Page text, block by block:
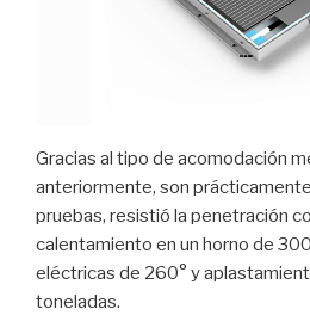
Gracias al tipo de acomodación
anteriormente, son
pruebas, resistió la penetración
calentamiento en un horno de
eléctricas de 260° y
toneladas.